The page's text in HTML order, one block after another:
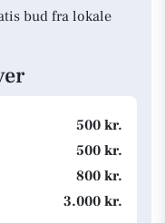
bud fra lokale
500 kr.
500 kr.
800 kr.
3.000 kr.